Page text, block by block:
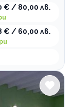
€ / 80,00 лв.
€ / 60,00 лв.